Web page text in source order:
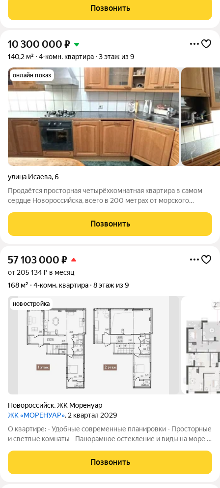
творчества, в шаговой доступности от Суджукской косы.
Район отличается благоприятной
Позвонить
10 300 000 ₽
140,2 м² 4-комн. квартира 3 этаж из 9
онлайн показ
улица Исаева,6
Продаётся просторная четырёхкомнатная квартира в самом
сердце Новороссийска, всего в 200 метрах от морского
на удобном третьем этаже девятиэтажного дома,
оборудованного лифтом. Общая площадь
Позвонить
57 103 000 ₽
от 205 134 ₽ в месяц
168 м²
4-комн. квартира 8 этаж из 9
новостройка
Новороссийск,ЖК Моренуар
ЖК «МОРЕНУАР», 2 квартал 2029
О квартире: - Удобные современные планировки - Просторные
и светлые комнаты - Панорамное остекление и виды на море -
верхних этажах - Варианты отделки: без отделки,
предчистовая и чистовая
Позвонить